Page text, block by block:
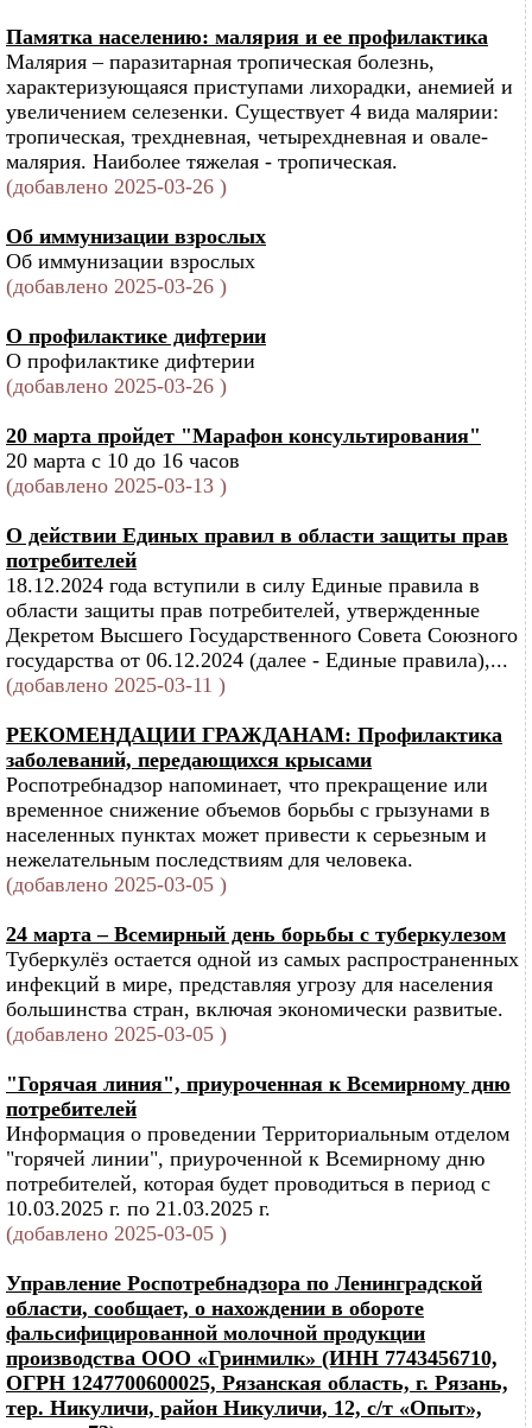
Памятка населению: малярия и ее профилактика
Малярия – паразитарная тропическая болезнь,
характеризующаяся приступами лихорадки, анемией и
увеличением селезенки. Существует 4 вида малярии:
тропическая, трехдневная, четырехдневная и овале-
малярия. Наиболее тяжелая - тропическая.
(добавлено 2025-03-26 )
Об иммунизации взрослых
Об иммунизации взрослых
(добавлено 2025-03-26 )
О профилактике дифтерии
О профилактике дифтерии
(добавлено 2025-03-26 )
20 марта пройдет "Марафон консультирования"
20 марта с 10 до 16 часов
(добавлено 2025-03-13 )
О действии Единых правил в области защиты прав
потребителей
18.12.2024 года вступили в силу Единые правила в
области защиты прав потребителей, утвержденные
Декретом Высшего Государственного Совета Союзного
государства от 06.12.2024 (далее - Единые правила),...
(добавлено 2025-03-11 )
РЕКОМЕНДАЦИИ ГРАЖДАНАМ: Профилактика
заболеваний, передающихся крысами
Роспотребнадзор напоминает, что прекращение или
временное снижение объемов борьбы с грызунами в
населенных пунктах может привести к серьезным и
нежелательным последствиям для человека.
(добавлено 2025-03-05 )
24 марта – Всемирный день борьбы с туберкулезом
Туберкулёз остается одной из самых распространенных
инфекций в мире, представляя угрозу для населения
большинства стран, включая экономически развитые.
(добавлено 2025-03-05 )
"Горячая линия", приуроченная к Всемирному дню
потребителей
Информация о проведении Территориальным отделом
"горячей линии", приуроченной к Всемирному дню
потребителей, которая будет проводиться в период с
10.03.2025 г. по 21.03.2025 г.
(добавлено 2025-03-05 )
Управление Роспотребнадзора по Ленинградской
области, сообщает, о нахождении в обороте
фальсифицированной молочной продукции
производства ООО «Гринмилк» (ИНН 7743456710,
ОГРН 1247700600025, Рязанская область, г. Рязань,
тер. Никуличи, район Никуличи, 12, с/т «Опыт»,